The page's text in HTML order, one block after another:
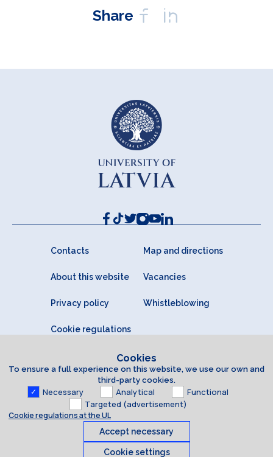
Share
Contacts Map and directions
About this website Vacancies
Privacy policy Whistleblowing
Cookie regulations
Cookies
To ensure a full experience on this website, we use our own and
third-party cookies.
Necessary Analytical
Functional
Targeted (advertisement)
Cookie regulations at the UL
Accept necessary
Cookie settings